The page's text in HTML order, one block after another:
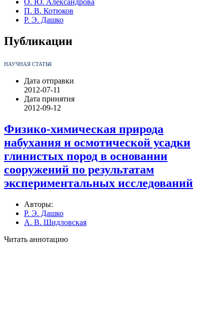
О. Ю. Александрова
П. В. Котюков
Р. Э. Дашко
Публикации
НАУЧНАЯ СТАТЬЯ
Дата отправки
2012-07-11
Дата принятия
2012-09-12
Физико-химическая природа
набухания и осмотической усадки
глинистых пород в основании
сооружений по результатам
экспериментальных исследований
Авторы:
Р. Э. Дашко
А. В. Шидловская
Читать аннотацию